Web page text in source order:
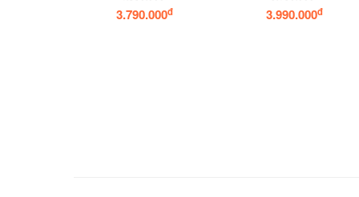
3.790.000đ 3.990.000đ